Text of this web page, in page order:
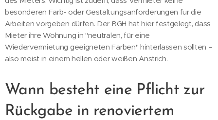
besonderen Farb- oder Gestaltungsanforderungen für die
Arbeiten vorgeben dürfen. Der BGH hat hier festgelegt, dass
Mieter ihre Wohnung in "neutralen, für eine
Wiedervermietung geeigneten Farben" hinterlassen sollten –
also meist in einem hellen oder weißen Anstrich.
Wann besteht eine Pflicht zur
Rückgabe in renoviertem